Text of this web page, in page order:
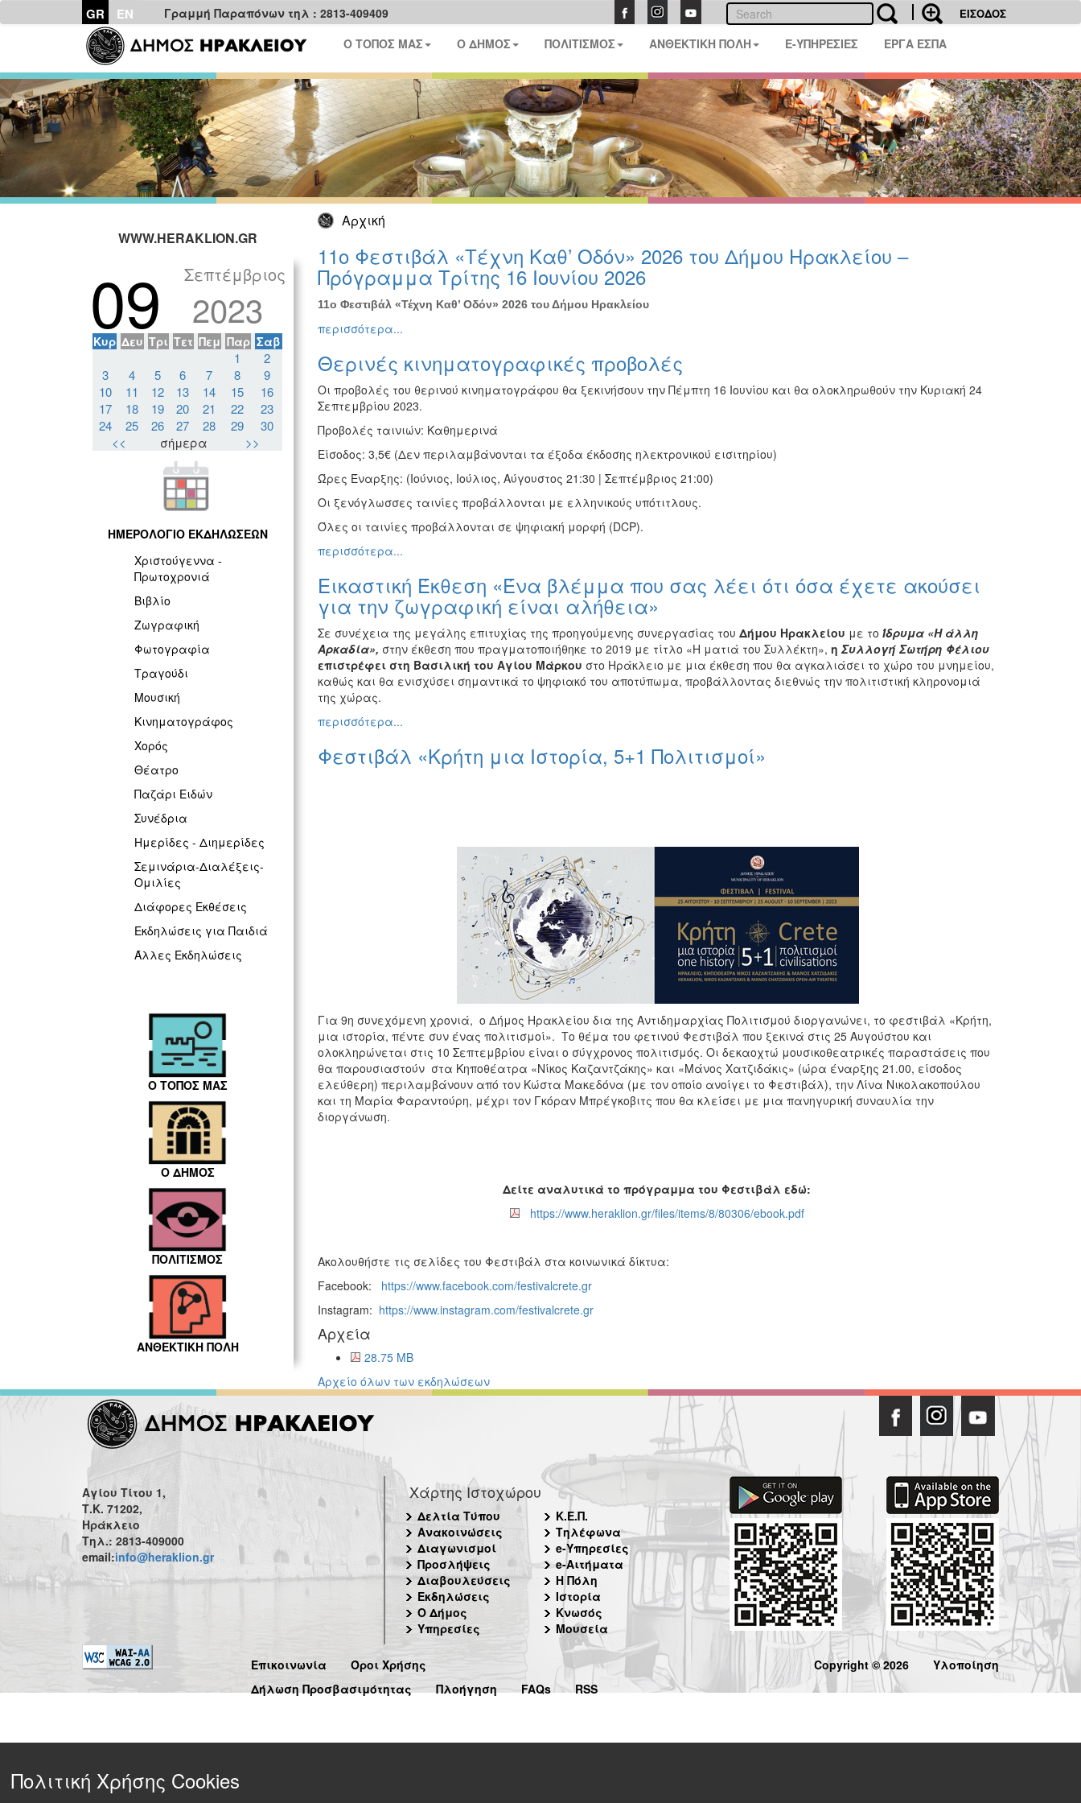
GR EN Γραμμή Παραπόνων τηλ : 2813-409409 ΕΙΣΟΔΟΣ
Ο ΤΟΠΟΣ ΜΑΣ Ο ΔΗΜΟΣ ΠΟΛΙΤΙΣΜΟΣ ΑΝΘΕΚΤΙΚΗ ΠΟΛΗ E-ΥΠΗΡΕΣΙΕΣ ΕΡΓΑ ΕΣΠΑ
Αρχική
WWW.HERAKLION.GR
09 Σεπτέμβριος
2023
Κυρ Δευ Τρι Τετ Πεμ Παρ Σαβ
1
2
3
4 5 6 7 8
9
10
11 12 13 14 15
16
17
18 19 20 21 22
23
24
25 26 27 28 29
30
<<
σήμερα >>
ΗΜΕΡΟΛΟΓΙΟ ΕΚΔΗΛΩΣΕΩΝ
Χριστούγεννα -
Πρωτοχρονιά
Βιβλίο
Ζωγραφική
Φωτογραφία
Τραγούδι
Μουσική
Κινηματογράφος
Χορός
Θέατρο
Παζάρι Ειδών
Συνέδρια
Ημερίδες - Διημερίδες
Σεμινάρια-Διαλέξεις-
Ομιλίες
Διάφορες Εκθέσεις
Εκδηλώσεις για Παιδιά
Άλλες Εκδηλώσεις
Ο ΤΟΠΟΣ ΜΑΣ
Ο ΔΗΜΟΣ
ΠΟΛΙΤΙΣΜΟΣ
ΑΝΘΕΚΤΙΚΗ ΠΟΛΗ
11ο Φεστιβάλ «Τέχνη Καθ’ Οδόν» 2026 του Δήμου Ηρακλείου –
Πρόγραμμα Τρίτης 16 Ιουνίου 2026
11ο Φεστιβάλ «Τέχνη Καθ’ Οδόν» 2026 του Δήμου Ηρακλείου
περισσότερα...
Θερινές κινηματογραφικές προβολές
Οι προβολές του θερινού κινηματογράφου θα ξεκινήσουν την Πέμπτη 16 Ιουνίου και θα ολοκληρωθούν την Κυριακή 24
Σεπτεμβρίου 2023.
Προβολές ταινιών: Καθημερινά
Είσοδος: 3,5€ (Δεν περιλαμβάνονται τα έξοδα έκδοσης ηλεκτρονικού εισιτηρίου)
Ώρες Έναρξης: (Ιούνιος, Ιούλιος, Αύγουστος 21:30 | Σεπτέμβριος 21:00)
Οι ξενόγλωσσες ταινίες προβάλλονται με ελληνικούς υπότιτλους.
Όλες οι ταινίες προβάλλονται σε ψηφιακή μορφή (DCP).
περισσότερα...
Εικαστική Έκθεση «Ένα βλέμμα που σας λέει ότι όσα έχετε ακούσει
για την ζωγραφική είναι αλήθεια»
Σε συνέχεια της μεγάλης επιτυχίας της προηγούμενης συνεργασίας του Δήμου Ηρακλείου με το Ίδρυμα «Η άλλη
Αρκαδία», στην έκθεση που πραγματοποιήθηκε το 2019 με τίτλο «Η ματιά του Συλλέκτη», η Συλλογή Σωτήρη Φέλιου
επιστρέφει στη Βασιλική του Αγίου Μάρκου στο Ηράκλειο με μια έκθεση που θα αγκαλιάσει το χώρο του μνημείου,
καθώς και θα ενισχύσει σημαντικά το ψηφιακό του αποτύπωμα, προβάλλοντας διεθνώς την πολιτιστική κληρονομιά
της χώρας.
περισσότερα...
Φεστιβάλ «Κρήτη μια Ιστορία, 5+1 Πολιτισμοί»
Για 9η συνεχόμενη χρονιά, ο Δήμος Ηρακλείου δια της Αντιδημαρχίας Πολιτισμού διοργανώνει, το φεστιβάλ «Κρήτη,
μια ιστορία, πέντε συν ένας πολιτισμοί». Το θέμα του φετινού Φεστιβάλ που ξεκινά στις 25 Αυγούστου και
ολοκληρώνεται στις 10 Σεπτεμβρίου είναι ο σύγχρονος πολιτισμός. Οι δεκαοχτώ μουσικοθεατρικές παραστάσεις που
θα παρουσιαστούν στα Κηποθέατρα «Νίκος Καζαντζάκης» και «Μάνος Χατζιδάκις» (ώρα έναρξης 21.00, είσοδος
ελεύθερη) περιλαμβάνουν από τον Κώστα Μακεδόνα (με τον οποίο ανοίγει το Φεστιβάλ), την Λίνα Νικολακοπούλου
και τη Μαρία Φαραντούρη, μέχρι τον Γκόραν Μπρέγκοβιτς που θα κλείσει με μια πανηγυρική συναυλία την
διοργάνωση.
Δείτε αναλυτικά το πρόγραμμα του Φεστιβάλ εδώ:
https://www.heraklion.gr/files/items/8/80306/ebook.pdf
Ακολουθήστε τις σελίδες του Φεστιβάλ στα κοινωνικά δίκτυα:
Facebook: https://www.facebook.com/festivalcrete.gr
Instagram: https://www.instagram.com/festivalcrete.gr
Αρχεία
28.75 MB
Αρχείο όλων των εκδηλώσεων
Αγίου Τίτου 1,
Τ.Κ. 71202,
Ηράκλειο
Τηλ.: 2813-409000
email:info@heraklion.gr
Χάρτης Ιστοχώρου
Δελτία Τύπου
Ανακοινώσεις
Διαγωνισμοί
Προσλήψεις
Διαβουλεύσεις
Εκδηλώσεις
Ο Δήμος
Υπηρεσίες
Κ.Ε.Π.
Τηλέφωνα
e-Υπηρεσίες
e-Αιτήματα
Η Πόλη
Ιστορία
Κνωσός
Μουσεία
Επικοινωνία
Όροι Χρήσης
Δήλωση Προσβασιμότητας
Πλοήγηση FAQs RSS
Copyright © 2026 Υλοποίηση
Πολιτική Χρήσης Cookies